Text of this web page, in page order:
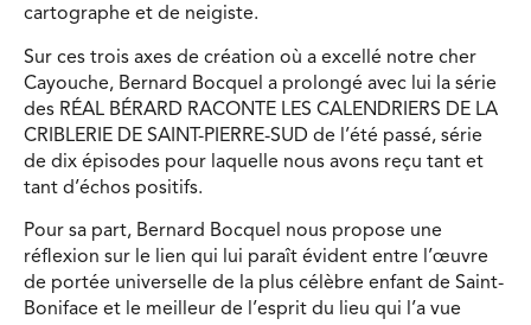
cartographe et de neigiste.
Sur ces trois axes de création où a excellé notre cher
Cayouche, Bernard Bocquel a prolongé avec lui la série
des RÉAL BÉRARD RACONTE LES CALENDRIERS DE LA
CRIBLERIE DE SAINT-PIERRE-SUD de l’été passé, série
de dix épisodes pour laquelle nous avons reçu tant et
tant d’échos positifs.
Pour sa part, Bernard Bocquel nous propose une
réflexion sur le lien qui lui paraît évident entre l’œuvre
de portée universelle de la plus célèbre enfant de Saint-
Boniface et le meilleur de l’esprit du lieu qui l’a vue